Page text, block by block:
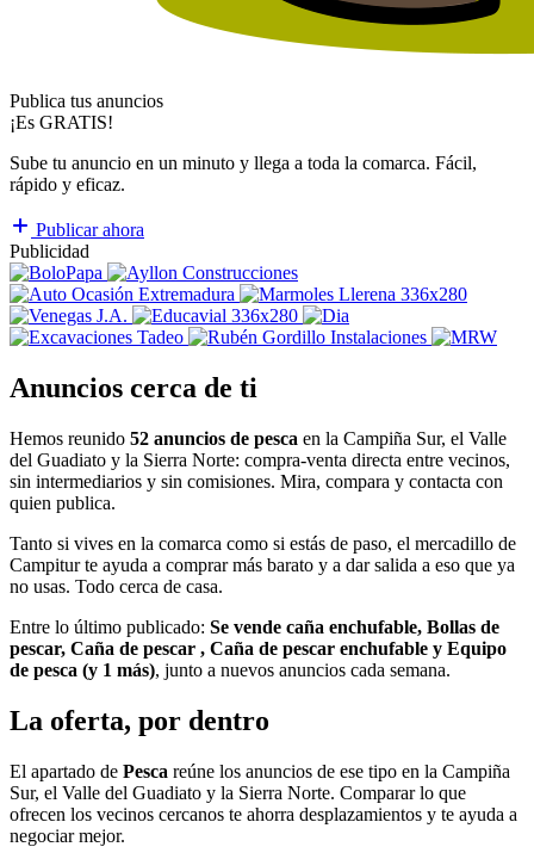
Publica tus anuncios
¡Es GRATIS!
Sube tu anuncio en un minuto y llega a toda la comarca. Fácil,
rápido y eficaz.
Publicar ahora
Publicidad
Anuncios cerca de ti
Hemos reunido 52 anuncios de pesca en la Campiña Sur, el Valle
del Guadiato y la Sierra Norte: compra-venta directa entre vecinos,
sin intermediarios y sin comisiones. Mira, compara y contacta con
quien publica.
Tanto si vives en la comarca como si estás de paso, el mercadillo de
Campitur te ayuda a comprar más barato y a dar salida a eso que ya
no usas. Todo cerca de casa.
Entre lo último publicado: Se vende caña enchufable, Bollas de
pescar, Caña de pescar , Caña de pescar enchufable y Equipo
de pesca (y 1 más), junto a nuevos anuncios cada semana.
La oferta, por dentro
El apartado de Pesca reúne los anuncios de ese tipo en la Campiña
Sur, el Valle del Guadiato y la Sierra Norte. Comparar lo que
ofrecen los vecinos cercanos te ahorra desplazamientos y te ayuda a
negociar mejor.